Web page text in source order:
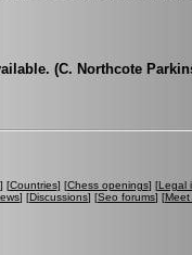
(C. Northcote
] [Countries] [Chess openings] [Legal
] [Discussions] [Seo forums] [Meet